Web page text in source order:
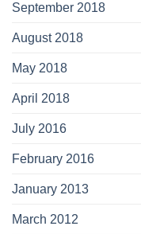
September 2018
August 2018
May 2018
April 2018
July 2016
February 2016
January 2013
March 2012